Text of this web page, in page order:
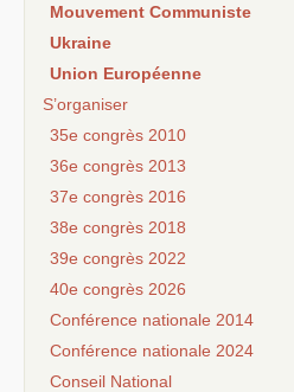
Mouvement Communiste
Ukraine
Union Européenne
S’organiser
35e congrès 2010
36e congrès 2013
37e congrès 2016
38e congrès 2018
39e congrès 2022
40e congrès 2026
Conférence nationale 2014
Conférence nationale 2024
Conseil National